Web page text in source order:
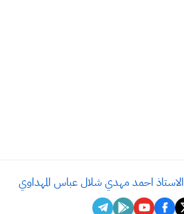
الاستاذ احمد مهدي شلال عباس المهداوي